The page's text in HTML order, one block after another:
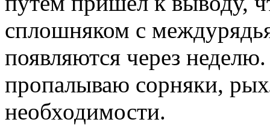
сплошняком с
появляются через
пропалываю сорняки,
необходимости.